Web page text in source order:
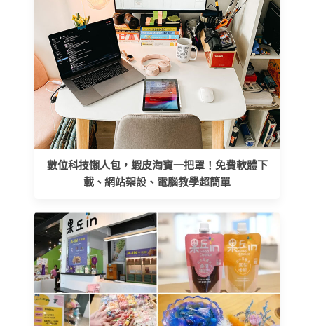
數位科技懶人包，蝦皮淘寶一把罩！免費軟體下
載、網站架設、電腦教學超簡單